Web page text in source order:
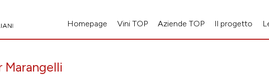
Homepage Vini TOP Aziende TOP Il progetto
Marangelli